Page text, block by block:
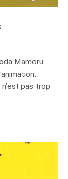
Mamoru
pas trop